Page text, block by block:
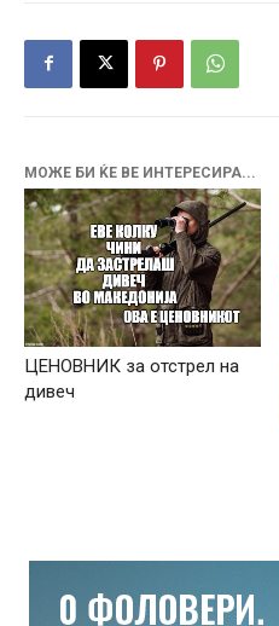
МОЖЕ БИ ЌЕ ВЕ ИНТЕРЕСИРА...
ЦЕНОВНИК за отстрел на
дивеч